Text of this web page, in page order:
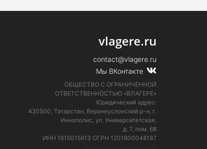
vlagere.ru
contact@vlagere.ru
Мы ВКонтакте
ОБЩЕСТВО С ОГРАНИЧЕННОЙ
ОТВЕТСТВЕННОСТЬЮ «ВЛАГЕРЕ»
Юридический адрес:
420500, Татарстан, Верхнеуслонский р-н, г.
Иннополис, ул. Университетская,
д. 7, пом. 68
ИНН 1615015613 ОГРН 1201600048187